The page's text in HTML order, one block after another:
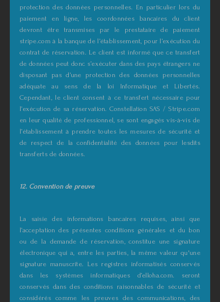
protection des données personnelles. En particulier lors du
paiement en ligne, les coordonnées bancaires du client
devront être transmises par le prestataire de paiement
stripe.com à la banque de l’établissement, pour l’exécution du
contrat de réservation. Le client est informé que ce transfert
de données peut donc s’exécuter dans des pays étrangers ne
disposant pas d’une protection des données personnelles
adéquate au sens de la loi Informatique et Libertés.
Cependant, le client consent à ce transfert nécessaire pour
l’exécution de sa réservation. Constellation SAS / Stripe.com
en leur qualité de professionnel, se sont engagés vis-à-vis de
l’établissement à prendre toutes les mesures de sécurité et
de respect de la confidentialité des données pour lesdits
transferts de données.
12. Convention de preuve
La saisie des informations bancaires requises, ainsi que
l’acceptation des présentes conditions générales et du bon
ou de la demande de réservation, constitue une signature
électronique qui a, entre les parties, la même valeur qu'une
signature manuscrite. Les registres informatisés conservés
dans les systèmes informatiques d’elloha.com. seront
conservés dans des conditions raisonnables de sécurité et
considérés comme les preuves des communications, des